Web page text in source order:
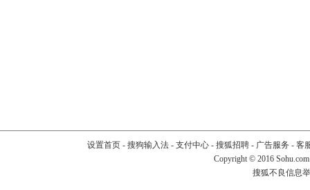
设置首页- 搜狗输入法- 支付中心- 搜狐招聘- 广告服务 - 客
Copyright © 2016
搜狐不良信息